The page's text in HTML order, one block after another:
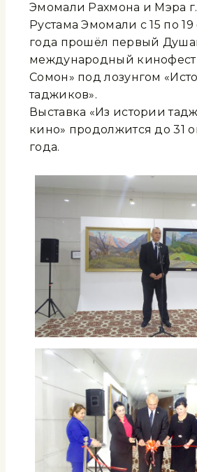
Эмомали Рахмона и Мэра
Рустама Эмомали с 15 по
года прошёл первый
международный
Сомон» под лозунгом
таджиков».
Выставка «Из истории
кино» продолжится до 31
года.